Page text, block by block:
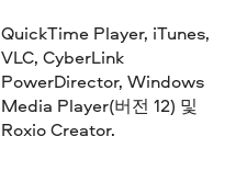
QuickTime Player, iTunes,
VLC, CyberLink
PowerDirector, Windows
Media Player(버전 12) 및
Roxio Creator.